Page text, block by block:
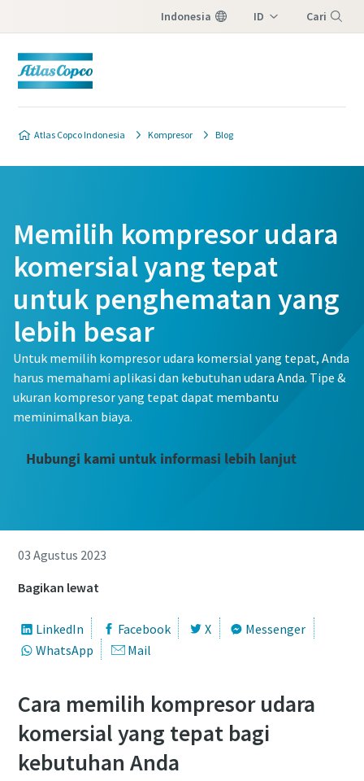
Indonesia ID Cari
Atlas Copco Indonesia Kompresor Blog
Memilih kompresor udara
komersial yang tepat
untuk penghematan yang
lebih besar
Untuk memilih kompresor udara komersial yang tepat, Anda
harus memahami aplikasi dan kebutuhan udara Anda. Tipe &
ukuran kompresor yang tepat dapat membantu
meminimalkan biaya.
Hubungi kami untuk informasi lebih lanjut
03 Agustus 2023
Bagikan lewat
LinkedIn Facebook X
Messenger
WhatsApp
Mail
Cara memilih kompresor udara
komersial yang tepat bagi
kebutuhan Anda